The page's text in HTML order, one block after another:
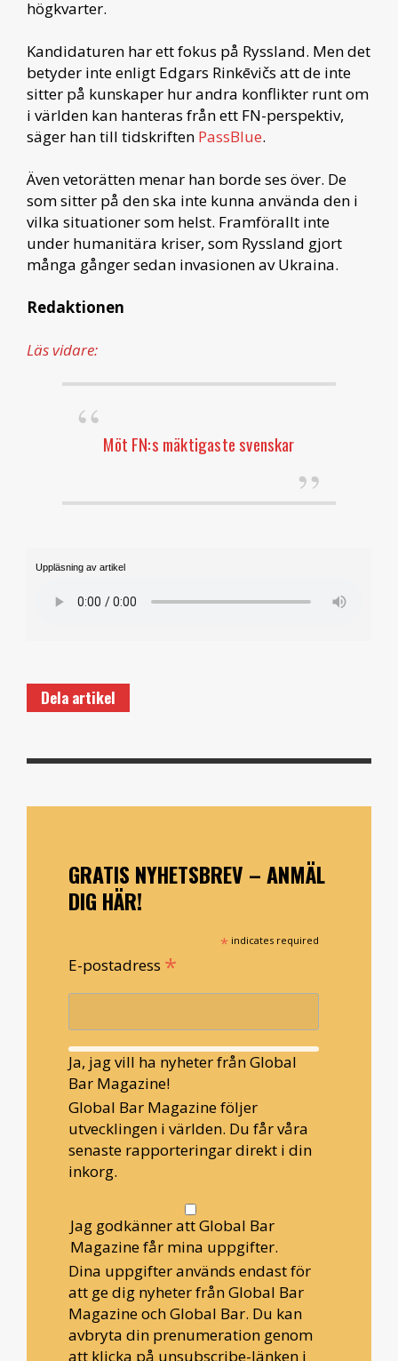
högkvarter.
Kandidaturen har ett fokus på Ryssland. Men det
betyder inte enligt Edgars Rinkēvičs att de inte
sitter på kunskaper hur andra konflikter runt om
i världen kan hanteras från ett FN-perspektiv,
säger han till tidskriften PassBlue.
Även vetorätten menar han borde ses över. De
som sitter på den ska inte kunna använda den i
vilka situationer som helst. Framförallt inte
under humanitära kriser, som Ryssland gjort
många gånger sedan invasionen av Ukraina.
Redaktionen
Läs vidare:
Möt FN:s mäktigaste svenskar
Uppläsning av artikel
Dela artikel
GRATIS NYHETSBREV – ANMÄL
DIG HÄR!
* indicates required
E-postadress *
Ja, jag vill ha nyheter från Global
Bar Magazine!
Global Bar Magazine följer
utvecklingen i världen. Du får våra
senaste rapporteringar direkt i din
inkorg.
Jag godkänner att Global Bar
Magazine får mina uppgifter.
Dina uppgifter används endast för
att ge dig nyheter från Global Bar
Magazine och Global Bar. Du kan
avbryta din prenumeration genom
att klicka på unsubscribe-länken i